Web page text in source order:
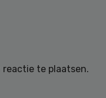
reactie te plaatsen.